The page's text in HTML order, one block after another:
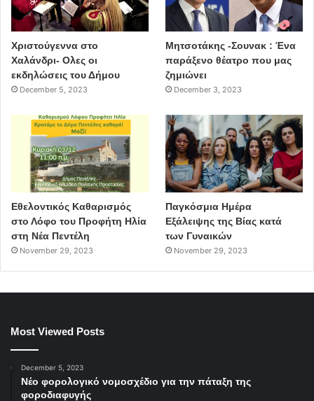
Χριστούγεννα στο
Χαλάνδρι- Ολες οι
εκδηλώσεις του Δήμου
December 5, 2023
Μητσοτάκης -Σουνακ : Ένα
παράξενο θέατρο που μας
ζημιώνει
December 3, 2023
Εθελοντικός Καθαρισμός
στο Λόφο του Προφήτη Ηλία
στη Νέα Πεντέλη
November 29, 2023
Παγκόσμια Ημέρα
Εξάλειψης της Βίας κατά
των Γυναικών
November 29, 2023
Most Viewed Posts
December 5, 2023
Νέο φορολογικό νομοσχέδιο για την πάταξη της
φοροδιαφυγής